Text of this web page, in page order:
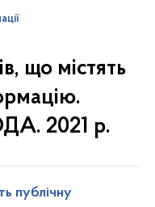
що містять
2021 р.
публічну